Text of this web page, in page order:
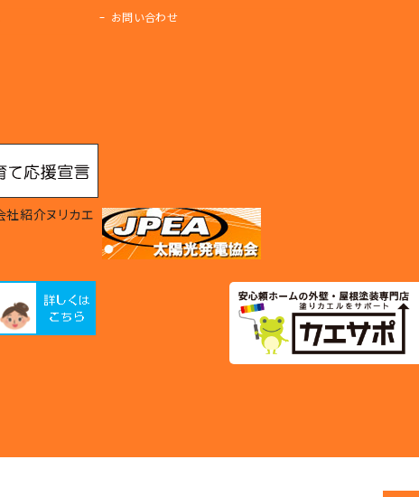
お問い合わせ